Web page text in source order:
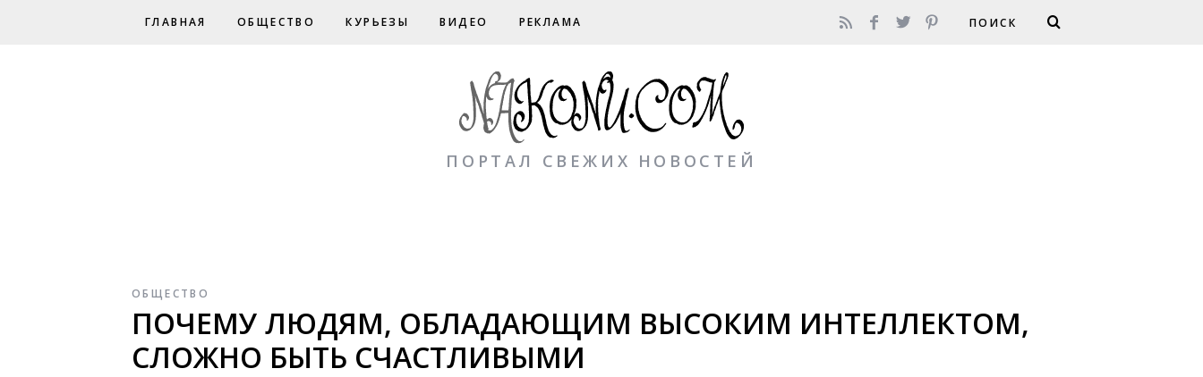
ГЛАВНАЯ ОБЩЕСТВО КУРЬЕЗЫ ВИДЕО РЕКЛАМА
ПОРТАЛ СВЕЖИХ НОВОСТЕЙ
ОБЩЕСТВО
ПОЧЕМУ ЛЮДЯМ, ОБЛАДАЮЩИМ ВЫСОКИМ ИНТЕЛЛЕКТОМ,
СЛОЖНО БЫТЬ СЧАСТЛИВЫМИ